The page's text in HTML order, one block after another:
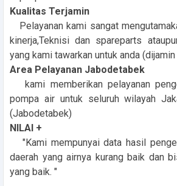
Kualitas Terjamin
Pelayanan kami sangat
kinerja,Teknisi dan spareparts
yang kami tawarkan untuk anda
Area Pelayanan Jabodetabek
kami memberikan pelayanan
pompa air untuk seluruh wilayah
(Jabodetabek)
NILAI +
"Kami mempunyai data hasil
daerah yang airnya kurang baik dan
yang baik. "